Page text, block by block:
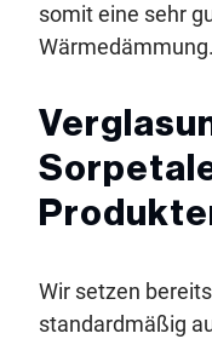
somit eine sehr
Wärmedämmung.
Wir setzen
standardmäßig